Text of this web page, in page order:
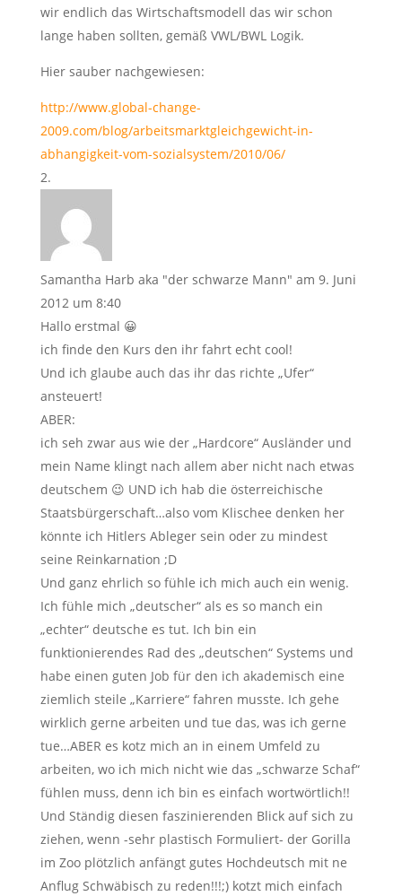
wir endlich das Wirtschaftsmodell das wir schon
lange haben sollten, gemäß VWL/BWL Logik.
Hier sauber nachgewiesen:
http://www.global-change-
2009.com/blog/arbeitsmarktgleichgewicht-in-
abhangigkeit-vom-sozialsystem/2010/06/
Samantha Harb aka "der schwarze Mann" am 9. Juni
2012 um 8:40
Hallo erstmal 😀
ich finde den Kurs den ihr fahrt echt cool!
Und ich glaube auch das ihr das richte „Ufer“
ansteuert!
ABER:
ich seh zwar aus wie der „Hardcore“ Ausländer und
mein Name klingt nach allem aber nicht nach etwas
deutschem 😉 UND ich hab die österreichische
Staatsbürgerschaft…also vom Klischee denken her
könnte ich Hitlers Ableger sein oder zu mindest
seine Reinkarnation ;D
Und ganz ehrlich so fühle ich mich auch ein wenig.
Ich fühle mich „deutscher“ als es so manch ein
„echter“ deutsche es tut. Ich bin ein
funktionierendes Rad des „deutschen“ Systems und
habe einen guten Job für den ich akademisch eine
ziemlich steile „Karriere“ fahren musste. Ich gehe
wirklich gerne arbeiten und tue das, was ich gerne
tue…ABER es kotz mich an in einem Umfeld zu
arbeiten, wo ich mich nicht wie das „schwarze Schaf“
fühlen muss, denn ich bin es einfach wortwörtlich!!
Und Ständig diesen faszinierenden Blick auf sich zu
ziehen, wenn -sehr plastisch Formuliert- der Gorilla
im Zoo plötzlich anfängt gutes Hochdeutsch mit ne
Anflug Schwäbisch zu reden!!!;) kotzt mich einfach